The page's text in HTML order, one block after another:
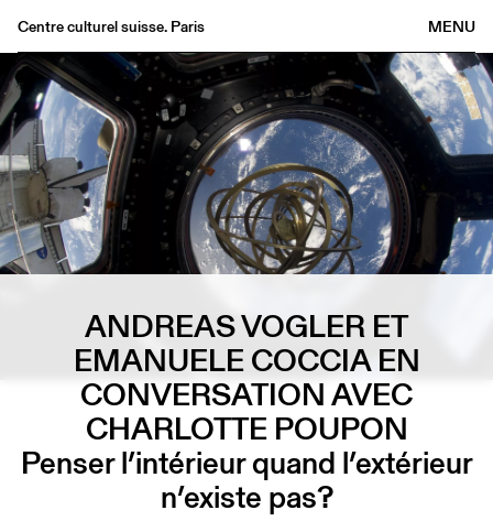
MENU
Centre culturel suisse. Paris
Agenda
Bookshop
Buvette
Archives
Medias
Publications
ANDREAS VOGLER ET
EMANUELE COCCIA EN
CONVERSATION AVEC
CHARLOTTE POUPON
Penser l’intérieur quand l’extérieur
n’existe pas?